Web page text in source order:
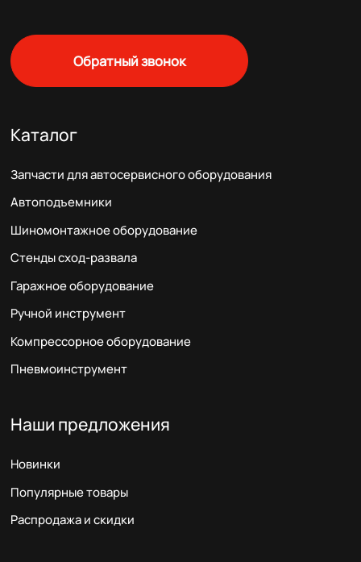
Обратный звонок
Каталог
Запчасти для автосервисного оборудования
Автоподъемники
Шиномонтажное оборудование
Стенды сход-развала
Гаражное оборудование
Ручной инструмент
Компрессорное оборудование
Пневмоинструмент
Наши предложения
Новинки
Популярные товары
Распродажа и скидки